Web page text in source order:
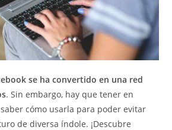
se ha convertido en una red
. Sin embargo, hay que tener en
cómo usarla para poder evitar
de diversa índole. ¡Descubre